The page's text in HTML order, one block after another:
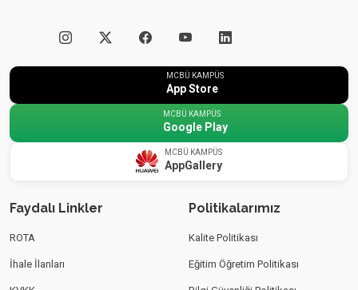
MCBÜ KAMPÜS
App Store
MCBÜ KAMPÜS
Google Play
MCBÜ KAMPÜS
AppGallery
Faydalı Linkler
ROTA
İhale İlanları
Politikalarımız
Kalite Politikası
Eğitim Öğretim Politikası